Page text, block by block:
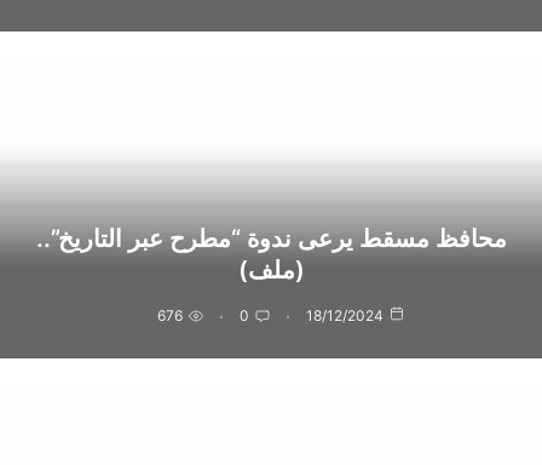
محافظ مسقط يرعى ندوة “مطرح عبر التاريخ”..
(ملف)
18/12/2024
0
676